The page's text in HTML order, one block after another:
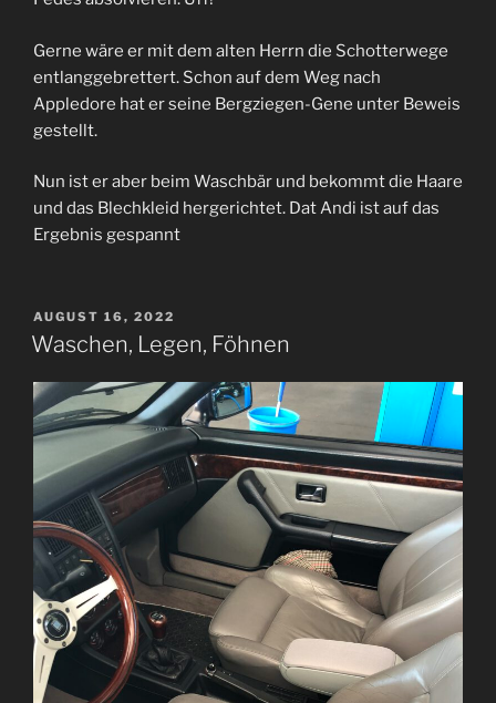
Gerne wäre er mit dem alten Herrn die Schotterwege
entlanggebrettert. Schon auf dem Weg nach
Appledore hat er seine Bergziegen-Gene unter Beweis
gestellt.
Nun ist er aber beim Waschbär und bekommt die Haare
und das Blechkleid hergerichtet. Dat Andi ist auf das
Ergebnis gespannt
VERÖFFENTLICHT
AM
AUGUST 16, 2022
Waschen, Legen, Föhnen